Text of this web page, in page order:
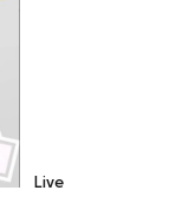
Live